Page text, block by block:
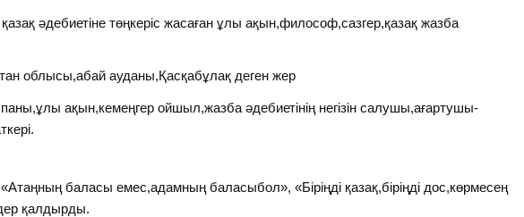
әдебиетіне төңкеріс жасаған ұлы ақын,философ,сазгер,қазақ жазба
облысы,абай ауданы,Қасқабұлақ деген жер
ақын,кемеңгер ойшыл,жазба әдебиетінің негізін салушы,ағартушы-
баласы емес,адамның баласыбол», «Біріңді қазақ,біріңді дос,көрмесең
қалдырды.